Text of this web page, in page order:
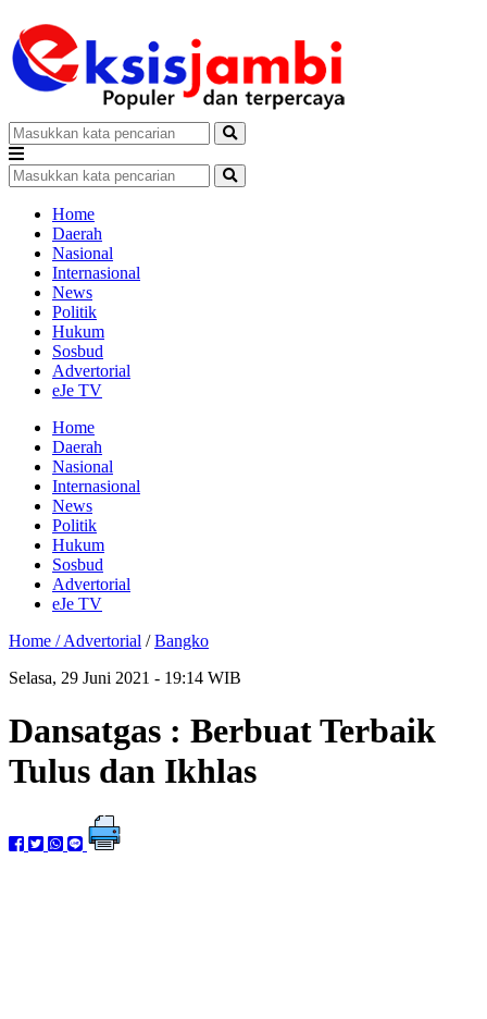
Home
Daerah
Nasional
Internasional
News
Politik
Hukum
Sosbud
Advertorial
eJe TV
Home
Daerah
Nasional
Internasional
News
Politik
Hukum
Sosbud
Advertorial
eJe TV
Home /Advertorial /Bangko
Selasa, 29 Juni 2021 - 19:14 WIB
Dansatgas : Berbuat Terbaik
Tulus dan Ikhlas